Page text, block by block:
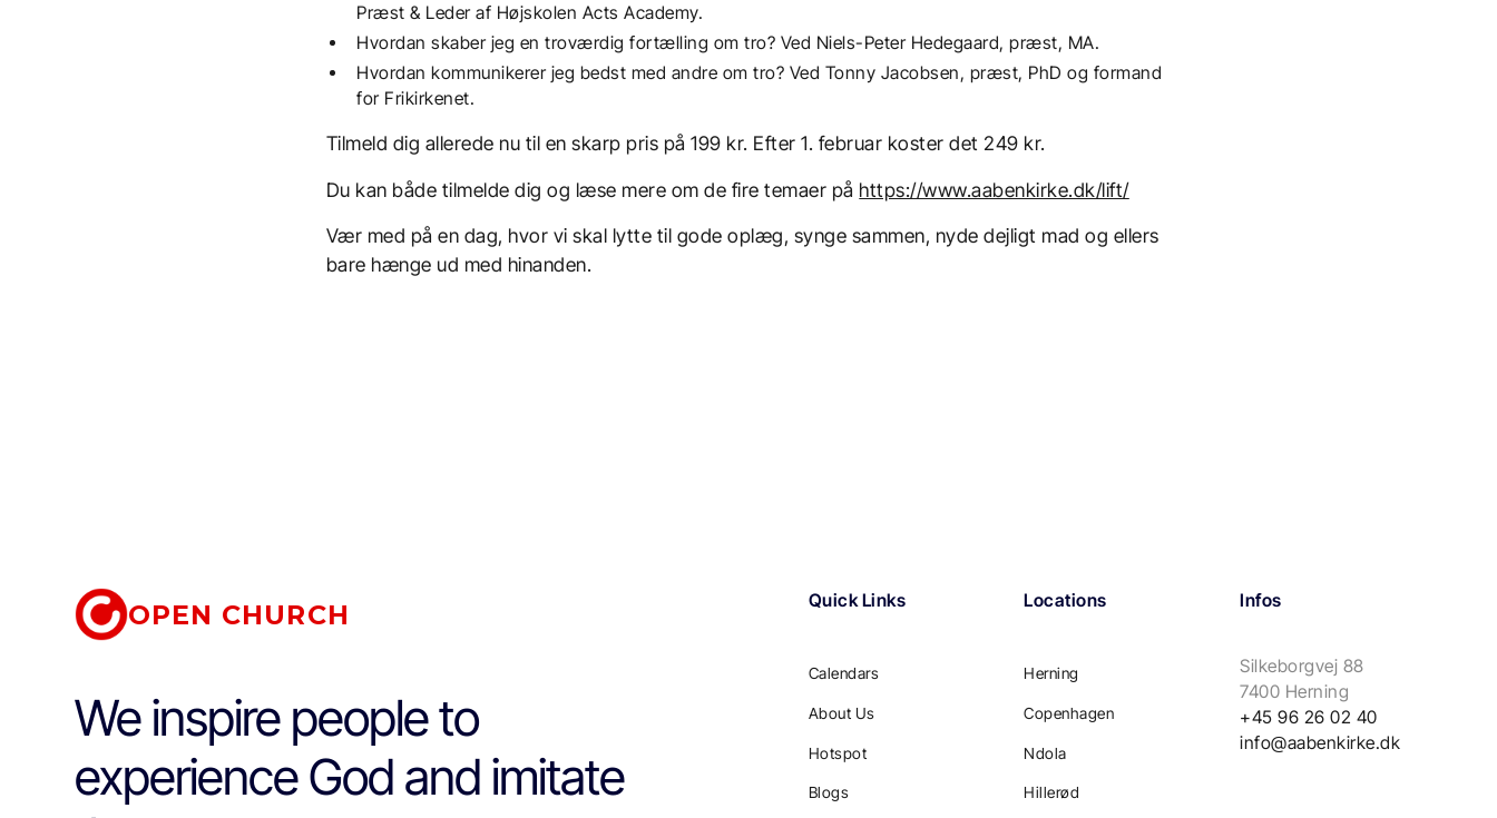
Præst & Leder af Højskolen Acts Academy.
Hvordan skaber jeg en troværdig fortælling om tro? Ved Niels-Peter Hedegaard, præst, MA.
Hvordan kommunikerer jeg bedst med andre om tro? Ved Tonny Jacobsen, præst, PhD og formand
for Frikirkenet.
Tilmeld dig allerede nu til en skarp pris på 199 kr. Efter 1. februar koster det 249 kr.
Du kan både tilmelde dig og læse mere om de fire temaer på https://www.aabenkirke.dk/lift/
Vær med på en dag, hvor vi skal lytte til gode oplæg, synge sammen, nyde dejligt mad og ellers
bare hænge ud med hinanden.
OPEN CHURCH
We inspire people to
experience God and imitate
Quick Links
Calendars
About Us
Hotspot
Blogs
Locations
Herning
Copenhagen
Ndola
Hillerød
Infos
Silkeborgvej 88
7400 Herning
+45 96 26 02 40
info@aabenkirke.dk